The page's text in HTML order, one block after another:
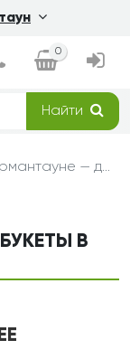
0
Найти
О Гранд Флора.ру в Германтауне — доставка букетов из цветов
В